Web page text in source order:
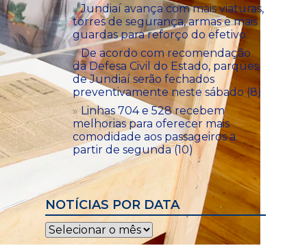
Jundiaí avança com mais viaturas,
torres de segurança, armas e mais
guardas para reforço do efetivo
De acordo com recomendação
da Defesa Civil do Estado, parques
de Jundiaí serão fechados
preventivamente neste sábado (8)
Linhas 704 e 528 recebem
melhorias para oferecer mais
comodidade aos passageiros a
partir de segunda (10)
NOTÍCIAS POR DATA
Notícias
por